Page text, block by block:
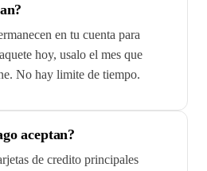
en tu cuenta para
hoy, usalo el mes que
No hay limite de tiempo.
aceptan?
de credito principales